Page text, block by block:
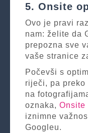
5. Onsite
Ovo je pravi
nam: želite da
prepozna sve
vaše stranice
Počevši s
riječi, pa preko
na
oznaka, Onsite
iznimne
Googleu.